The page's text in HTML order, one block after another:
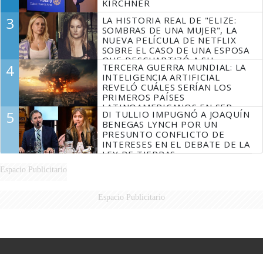
KIRCHNER
3
LA HISTORIA REAL DE "ELIZE:
SOMBRAS DE UNA MUJER", LA
NUEVA PELÍCULA DE NETFLIX
SOBRE EL CASO DE UNA ESPOSA
QUE DESCUARTIZÓ A SU
MARIDO
4
TERCERA GUERRA MUNDIAL: LA
INTELIGENCIA ARTIFICIAL
REVELÓ CUÁLES SERÍAN LOS
PRIMEROS PAÍSES
LATINOAMERICANOS EN SER
DERROTADOS
5
DI TULLIO IMPUGNÓ A JOAQUÍN
BENEGAS LYNCH POR UN
PRESUNTO CONFLICTO DE
INTERESES EN EL DEBATE DE LA
LEY DE TIERRAS
Espacio Publicitario
Espacio Publicitario